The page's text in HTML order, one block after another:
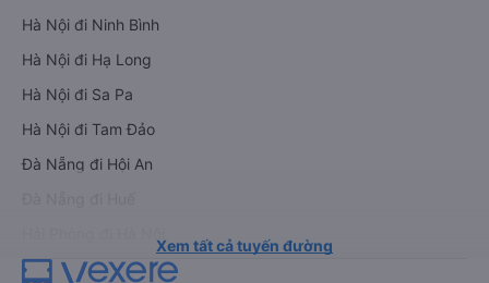
Hà Nội đi Ninh Bình
Hà Nội đi Hạ Long
Hà Nội đi Sa Pa
Hà Nội đi Tam Đảo
Đà Nẵng đi Hội An
Xem tất cả tuyến đường